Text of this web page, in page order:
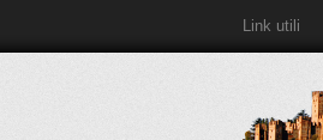
Link utili